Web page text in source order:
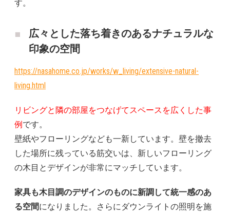
す。
広々とした落ち着きのあるナチュラルな
印象の空間
https://nasahome.co.jp/works/w_living/extensive-natural-
living.html
リビングと隣の部屋をつなげてスペースを広くした事
例 です。
壁紙やフローリングなども一新しています。壁を撤去
した場所に残っている筋交いは、新しいフローリング
の木目とデザインが非常にマッチしています。
家具も木目調のデザインのものに新調して統一感のあ
る空間になりました。さらにダウンライトの照明を施